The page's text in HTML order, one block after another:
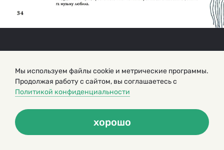
Мы используем файлы cookie и метрические программы.
Продолжая работу с сайтом, вы соглашаетесь с
Политикой конфиденциальности
хорошо